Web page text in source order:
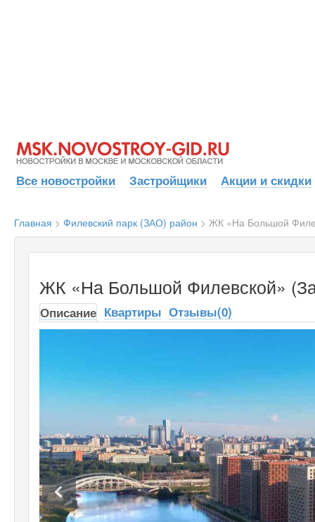
Все новостройки Застройщики Акции и скидки
Главная > Филевский парк (ЗАО) район > ЖК «На Большой
ЖК «На Большой Филевской»
Описание Квартиры Отзывы(0)